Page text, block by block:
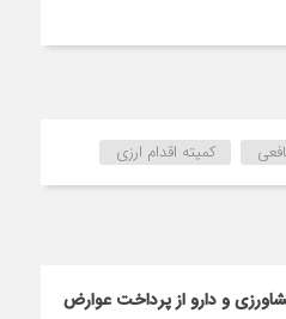
کمیته اقدام ارزی
کشاورزی و دارو از پرداخت عوارض